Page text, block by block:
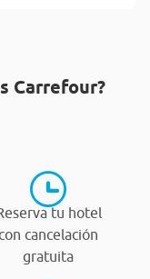
Carrefour?
tu hotel
cancelación
gratuita